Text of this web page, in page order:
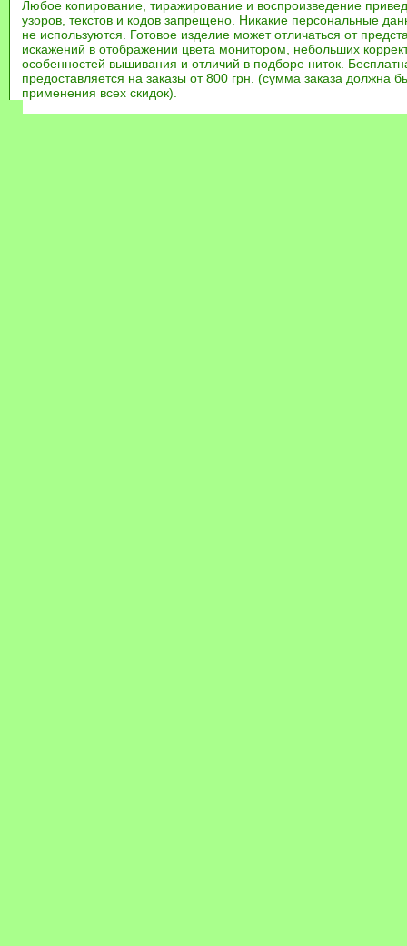
Любое копирование, тиражирование и воспроизведение
узоров, текстов и кодов запрещено. Никакие персональные
не используются. Готовое изделие может отличаться от
искажений в отображении цвета монитором, небольших
особенностей вышивания и отличий в подборе ниток.
предоставляется на заказы от 800 грн. (сумма заказа должна
применения всех скидок).